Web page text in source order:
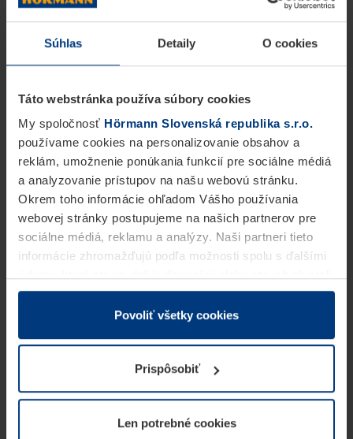
Súhlas Detaily O cookies
Táto webstránka používa súbory cookies
My spoločnosť Hörmann Slovenská republika s.r.o.
používame cookies na personalizovanie obsahov a
reklám, umožnenie ponúkania funkcií pre sociálne médiá
a analyzovanie prístupov na našu webovú stránku.
Okrem toho informácie ohľadom Vášho používania
webovej stránky postupujeme na našich partnerov pre
sociálne médiá, reklamu a analýzy. Naši partneri tieto
informácie zhromažďujú podľa možnosti spolu s ďalšími
v rámci Vášho využívania služieb.
Z právneho hľadiska môžeme cookies ukladať na Vašom
prevádzku tejto stránky. Pre všetky ostatné typy cookie
potrebujeme Vaše povolenie. Vaše povolenie môžete
kedykoľvek zmeniť alebo odvolať vo vysvetlení cookie
našej webovej stránky.
Povoliť všetky cookies
Prispôsobiť
Len potrebné cookies